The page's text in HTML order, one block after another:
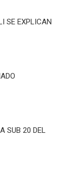
SE EXPLICAN
SUB 20 DEL